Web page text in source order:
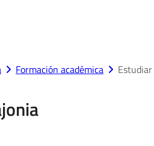
Formación académica